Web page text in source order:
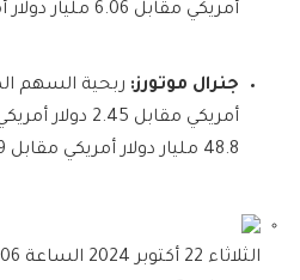
أمريكي مقابل 6.06 مليار دولار أمريكي متوقعة
جنرال موتورز:
أمريكي مقابل
48.8 مليار دولار أمريكي مقابل 44.69 دولار أمريكي متوقعة